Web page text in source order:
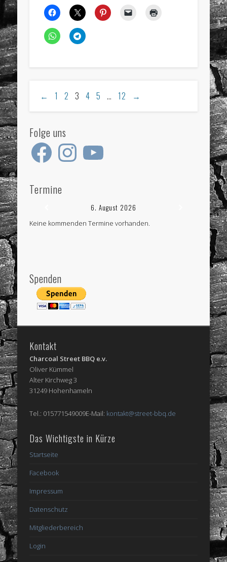
← 1 2 3 4 5 … 12 →
Folge uns
Facebook Instagram
Termine
6. August 2026
Keine kommenden Termine vorhanden.
Spenden
Kontakt
Charcoal Street BBQ e.v.
Oliver Kümmel
Alter Kirchweg 3
31249 Hohenhameln
Tel.: 015771549009E-Mail: kontakt@street-bbq.de
Das Wichtigste in Kürze
Startseite
Facebook
Impressum
Datenschutz
Mitgliederbereich
Login